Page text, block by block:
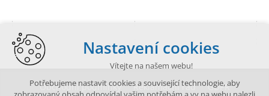
Obchodní podmínky Reklamační řád
GDPR
Nastavení cookies
Vítejte na našem webu!
Potřebujeme nastavit cookies a související technologie, aby